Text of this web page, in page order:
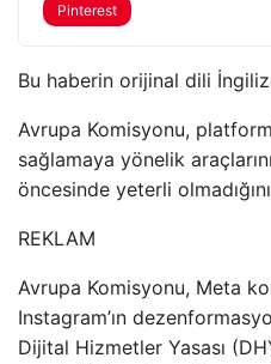
Pinterest
Bu haberin orijinal dili
Avrupa Komisyonu,
sağlamaya yönelik
öncesinde yeterli
REKLAM
Avrupa Komisyonu, Meta
Instagram’ın
Dijital Hizmetler Yasası